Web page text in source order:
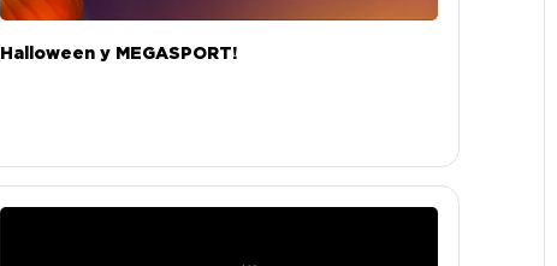
Halloween у MEGASPORT!